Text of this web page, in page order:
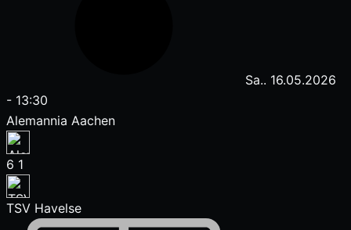
Sa.. 16.05.2026
- 13:30
Alemannia Aachen
6 1
TSV Havelse